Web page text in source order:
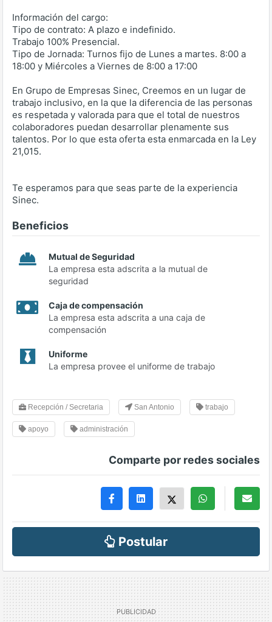
Información del cargo:
Tipo de contrato: A plazo e indefinido.
Trabajo 100% Presencial.
Tipo de Jornada: Turnos fijo de Lunes a martes. 8:00 a
18:00 y Miércoles a Viernes de 8:00 a 17:00
En Grupo de Empresas Sinec, Creemos en un lugar de
trabajo inclusivo, en la que la diferencia de las personas
es respetada y valorada para que el total de nuestros
colaboradores puedan desarrollar plenamente sus
talentos. Por lo que esta oferta esta enmarcada en la Ley
21,015.
Te esperamos para que seas parte de la experiencia
Sinec.
Beneficios
Mutual de Seguridad
La empresa esta adscrita a la mutual de
seguridad
Caja de compensación
La empresa esta adscrita a una caja de
compensación
Uniforme
La empresa provee el uniforme de trabajo
Recepción / Secretaria San Antonio trabajo
apoyo administración
Comparte por redes sociales
Postular